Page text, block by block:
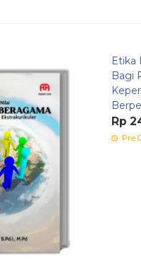
Etika
Bagi
Rp
Pre